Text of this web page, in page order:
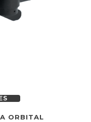
ORBITAL